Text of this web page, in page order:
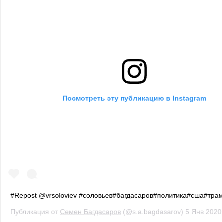
Посмотреть эту публикацию в Instagram
#Repost @vrsoloviev
Публикация от Семен Багдасаров (@s.a.bagdasarov) 5 Янв